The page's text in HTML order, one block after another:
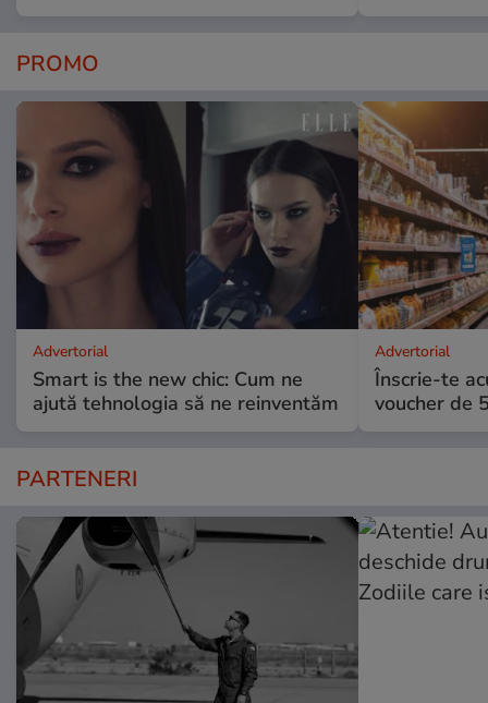
PROMO
Advertorial
Smart is the new chic: Cum ne
ajută tehnologia să ne reinventăm
Advertorial
Înscrie-te
voucher de
PARTENERI